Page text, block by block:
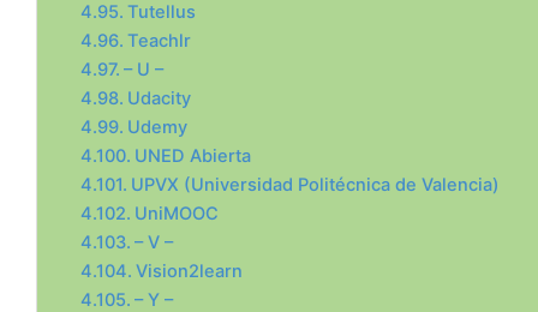
Tutellus
Teachlr
– U –
Udacity
Udemy
UNED Abierta
UPVX (Universidad Politécnica de Valencia)
UniMOOC
– V –
Vision2learn
– Y –